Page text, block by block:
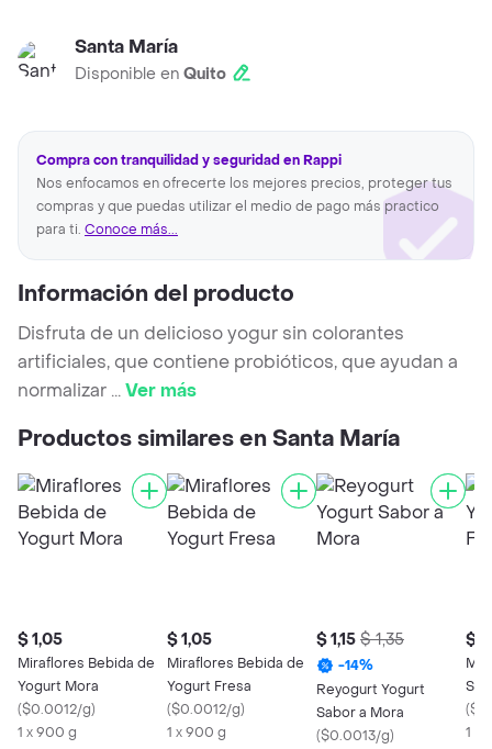
Santa María
Disponible en Quito
Compra con tranquilidad y seguridad en Rappi
Nos enfocamos en ofrecerte los mejores precios, proteger tus
compras y que puedas utilizar el medio de pago más practico
para ti. Conoce más...
Información del producto
Disfruta de un delicioso yogur sin colorantes
artificiales, que contiene probióticos, que ayudan a
normalizar ...Ver más
Productos similares en Santa María
$ 1,05
Miraflores Bebida de
Yogurt Mora
($0.0012/g)
1 x 900 g
$ 1,05
Miraflores Bebida de
Yogurt Fresa
($0.0012/g)
1 x 900 g
$ 1,15 $ 1,35
-14%
Reyogurt Yogurt
Sabor a Mora
($0.0013/g)
$
(
1 X